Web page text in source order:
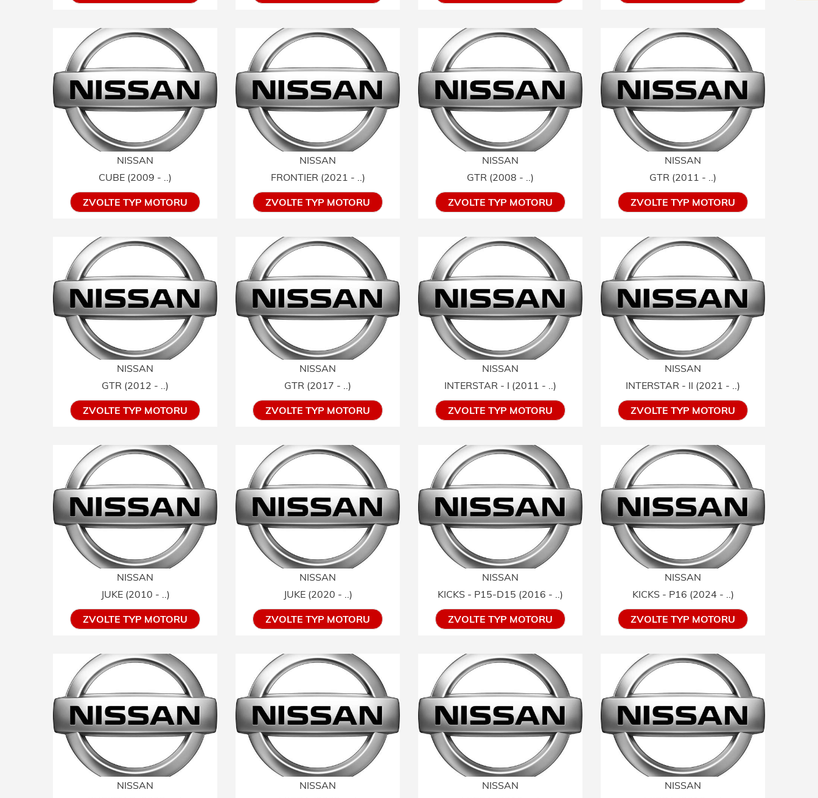
NISSAN
CUBE (2009 - ..)
ZVOLTE TYP MOTORU
NISSAN
FRONTIER (2021 - ..)
ZVOLTE TYP MOTORU
NISSAN
GTR (2008 - ..)
ZVOLTE TYP MOTORU
NISSAN
GTR (2011 - ..)
ZVOLTE TYP MOTORU
NISSAN
GTR (2012 - ..)
ZVOLTE TYP MOTORU
NISSAN
GTR (2017 - ..)
ZVOLTE TYP MOTORU
NISSAN
INTERSTAR - I (2011 - ..)
ZVOLTE TYP MOTORU
NISSAN
INTERSTAR - II (2021 - ..)
ZVOLTE TYP MOTORU
NISSAN
JUKE (2010 - ..)
ZVOLTE TYP MOTORU
NISSAN
JUKE (2020 - ..)
ZVOLTE TYP MOTORU
NISSAN
KICKS - P15-D15 (2016 - ..)
ZVOLTE TYP MOTORU
NISSAN
KICKS - P16 (2024 - ..)
ZVOLTE TYP MOTORU
NISSAN
NISSAN
NISSAN
NISSAN